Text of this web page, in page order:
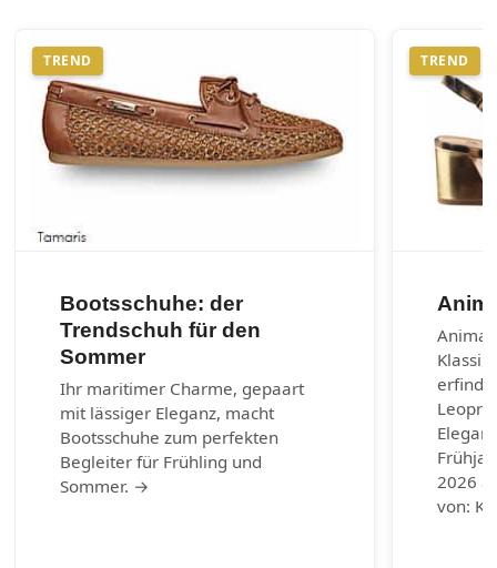
TREND
Bootsschuhe: der
Trendschuh für den
Sommer
Ihr maritimer Charme, gepaart
mit lässiger Eleganz, macht
Bootsschuhe zum perfekten
Begleiter für Frühling und
Sommer. →
TREND
2026
von: